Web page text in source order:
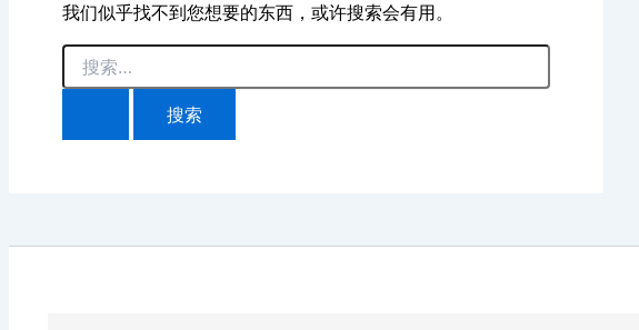
我们似乎找不到您想要的东西，或许搜索会有用。
搜
索：